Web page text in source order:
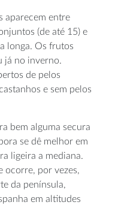
aparecem entre
(de até 15) e
longa. Os frutos
já no inverno.
de pelos
e sem pelos
bem alguma secura
se dê melhor em
ligeira a mediana.
ocorre, por vezes,
da península,
em altitudes